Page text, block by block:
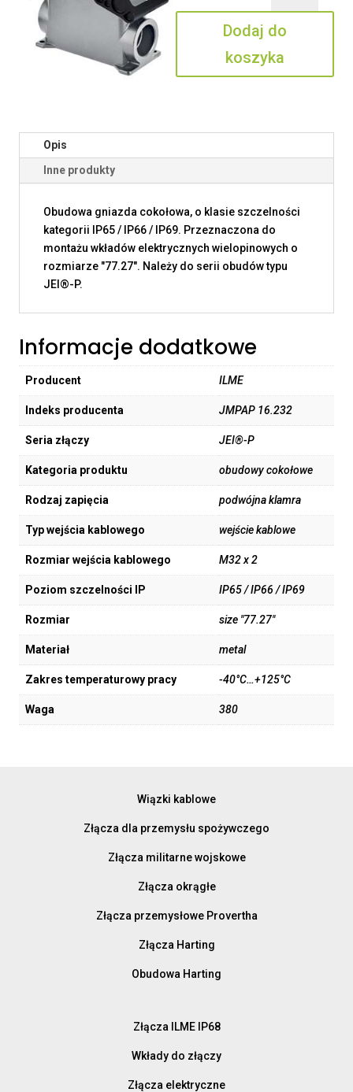
16.232
Dodaj do
koszyka
Opis
Inne produkty
Obudowa gniazda cokołowa, o klasie szczelności
kategorii IP65 / IP66 / IP69. Przeznaczona do
montażu wkładów elektrycznych wielopinowych o
rozmiarze "77.27". Należy do serii obudów typu
JEI®-P.
Informacje dodatkowe
Producent ILME
Indeks producenta JMPAP 16.232
Seria złączy JEI®-P
Kategoria produktu obudowy cokołowe
Rodzaj zapięcia podwójna klamra
Typ wejścia kablowego wejście kablowe
Rozmiar wejścia kablowego M32 x 2
Poziom szczelności IP IP65 / IP66 / IP69
Rozmiar size "77.27"
Materiał metal
Zakres temperaturowy pracy -40°C…+125°C
Waga 380
Wiązki kablowe
Złącza dla przemysłu spożywczego
Złącza militarne wojskowe
Złącza okrągłe
Złącza przemysłowe Provertha
Złącza Harting
Obudowa Harting
Złącza ILME IP68
Wkłady do złączy
Złącza elektryczne